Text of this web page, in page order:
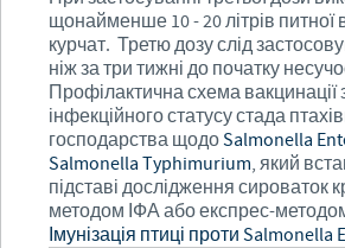
щонайменше 10 - 20 літрів питної
курчат. Третю дозу слід
ніж за три тижні до початку
Профілактична схема вакцинації
інфекційного статусу стада
господарства щодоSalmonella E
Salmonella Typhimurium, який
підставі дослідження сироваток
методом ІФА або експрес-
Імунізація птиці проти Salmonella